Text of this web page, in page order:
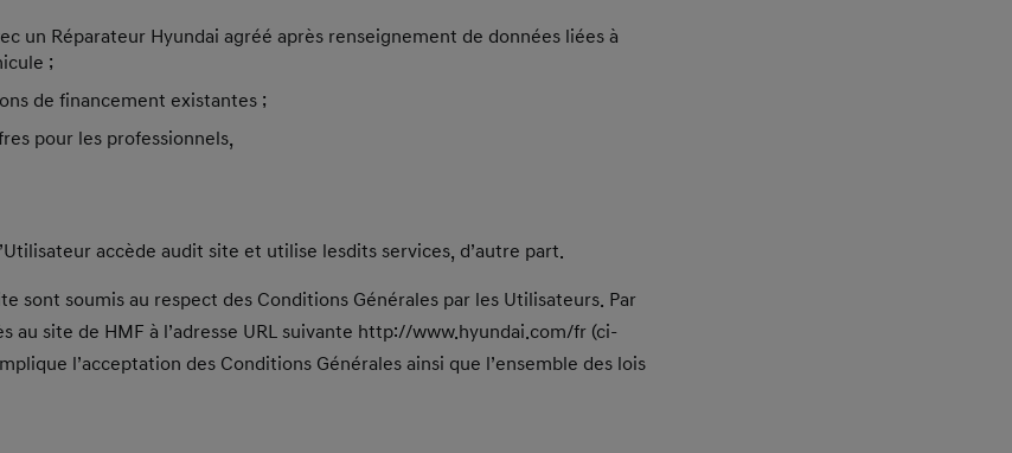
un Réparateur Hyundai agréé après renseignement de données liées à
;
de financement existantes ;
pour les professionnels,
accède audit site et utilise lesdits services, d’autre part.
sont soumis au respect des Conditions Générales par les Utilisateurs. Par
au site de HMF à l’adresse URL suivante http://www.hyundai.com/fr (ci-
l’acceptation des Conditions Générales ainsi que l’ensemble des lois